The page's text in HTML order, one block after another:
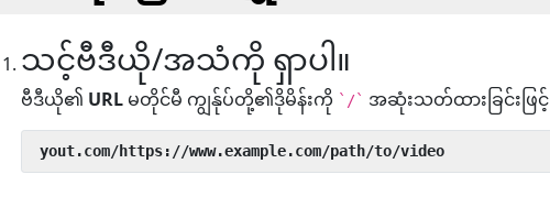
သင့်ဗီဒီယို/အသံကို ရှာပါ။
ဗီဒီယို၏ URL မတိုင်မီ ကျွန်ုပ်တို့၏ဒိုမိန်းကို `/` အဆုံးသတ်ထားခြင်း
yout.com/https://www.example.com/path/to/video